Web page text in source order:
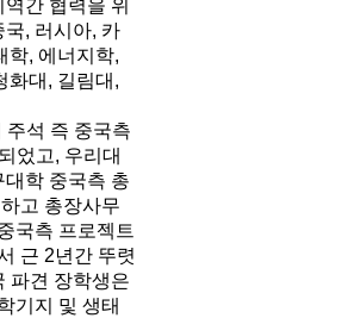
간 협력을 위
, 러시아, 카
학, 에너지학,
화대, 길림대,
주석 즉 중국측
었고, 우리대
학 중국측 총
고 총장사무
국측 프로젝트
근 2년간 뚜렷
파견 장학생은
기지 및 생태